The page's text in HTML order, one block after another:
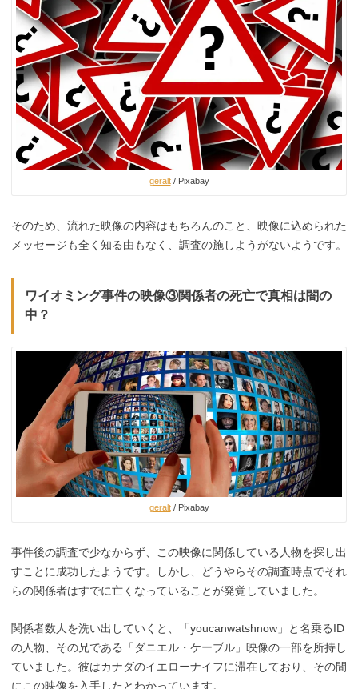
geralt/ Pixabay
そのため、流れた映像の内容はもちろんのこと、映像に込められた
メッセージも全く知る由もなく、調査の施しようがないようです。
ワイオミング事件の映像③関係者の死亡で真相は闇の
中？
geralt/ Pixabay
事件後の調査で少なからず、この映像に関係している人物を探し出
すことに成功したようです。しかし、どうやらその調査時点でそれ
らの関係者はすでに亡くなっていることが発覚していました。
関係者数人を洗い出していくと、「youcanwatshnow」と名乗るID
の人物、その兄である「ダニエル・ケーブル」映像の一部を所持し
ていました。彼はカナダのイエローナイフに滞在しており、その間
にこの映像を入手したとわかっています。